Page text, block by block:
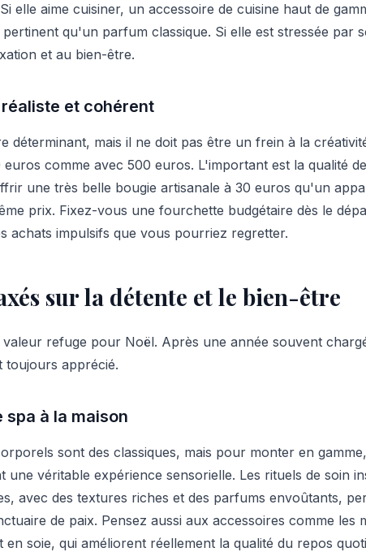
elle aime cuisiner, un accessoire de cuisine haut de
qu'un parfum classique. Si elle est stressée par
et au bien-être.
et cohérent
déterminant, mais il ne doit pas être un frein à la
euros comme avec 500 euros. L'important est la qualité
une très belle bougie artisanale à 30 euros qu'un
prix. Fixez-vous une fourchette budgétaire dès le
achats impulsifs que vous pourriez regretter.
sur la détente et le bien-être
refuge pour Noël. Après une année souvent
toujours apprécié.
à la maison
sont des classiques, mais pour monter en
une véritable expérience sensorielle. Les rituels de soin
avec des textures riches et des parfums envoûtants,
de paix. Pensez aussi aux accessoires comme les
en soie, qui améliorent réellement la qualité du repos